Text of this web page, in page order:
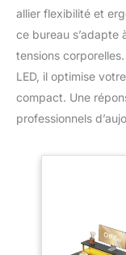
allier flexibilité et
ce bureau s’adapte
tensions
LED, il optimise
compact. Une
professionnels